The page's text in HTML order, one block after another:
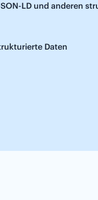
LD und anderen
Daten